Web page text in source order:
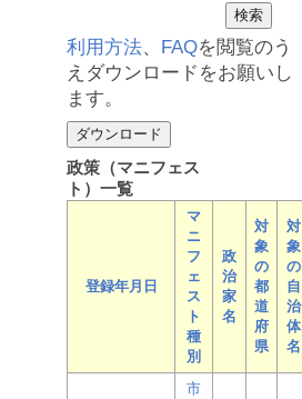
利用方法、 FAQを閲覧のう
えダウンロードをお願いし
ます。
政策（マニフェス
ト）一覧
登録年月日
マ
ニ
フ
ェ
ス
ト
種
別
政
治
家
名
対
象
の
都
道
府
県
対
象
の
自
治
体
名
市